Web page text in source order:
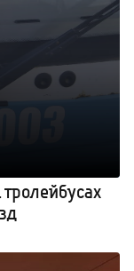
тролейбусах